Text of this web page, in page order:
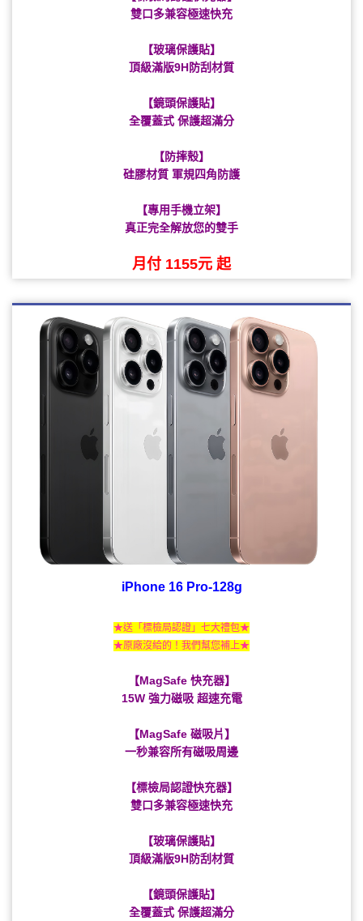
雙口多兼容極速快充
【玻璃保護貼】
頂級滿版9H防刮材質
【鏡頭保護貼】
全覆蓋式 保護超滿分
【防摔殼】
硅膠材質 軍規四角防護
【專用手機立架】
真正完全解放您的雙手
月付 1155元 起
iPhone 16 Pro-128g
★送「標檢局認證」七大禮包★
★原廠沒給的！我們幫您補上★
【MagSafe 快充器】
15W 強力磁吸 超速充電
【MagSafe 磁吸片】
一秒兼容所有磁吸周邊
【標檢局認證快充器】
雙口多兼容極速快充
【玻璃保護貼】
頂級滿版9H防刮材質
【鏡頭保護貼】
全覆蓋式 保護超滿分